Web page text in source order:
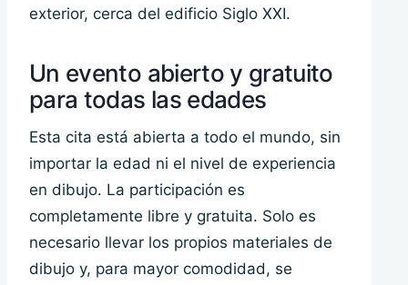
exterior, cerca del edificio Siglo XXI.
Un evento abierto y gratuito
para todas las edades
Esta cita está abierta a todo el mundo, sin
importar la edad ni el nivel de experiencia
en dibujo. La participación es
completamente libre y gratuita. Solo es
necesario llevar los propios materiales de
dibujo y, para mayor comodidad, se